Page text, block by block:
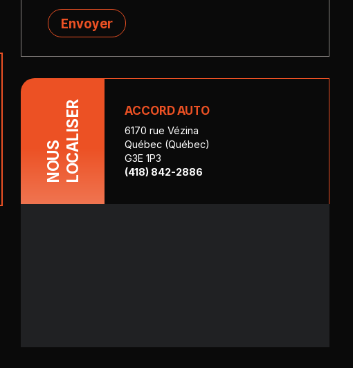
Envoyer
NOUSLOCALISER ACCORD AUTO
6170 rue Vézina
Québec (Québec)
G3E 1P3
(418) 842-2886